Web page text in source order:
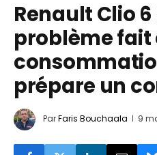
Renault Clio 6
problème fait
prépare un
ParFaris Bouchaala 9